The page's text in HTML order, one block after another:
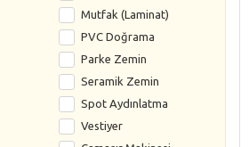
Mutfak (Laminat)
PVC Doğrama
Parke Zemin
Seramik Zemin
Spot Aydınlatma
Vestiyer